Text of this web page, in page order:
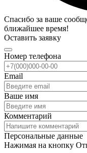
Спасибо за ваше
ближайшее время!
Оставить заявку
Номер телефона
Email
Ваше имя
Комментарий
Персональные данные
Нажимая на кнопку